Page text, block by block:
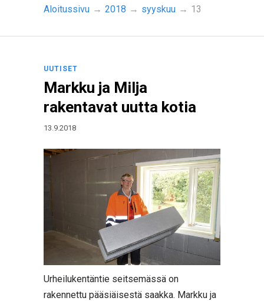
Aloitussivu → 2018 → syyskuu → 13
UUTISET
Markku ja Milja
rakentavat uutta kotia
13.9.2018
Urheilukentäntie seitsemässä on
rakennettu pääsiäisestä saakka. Markku ja